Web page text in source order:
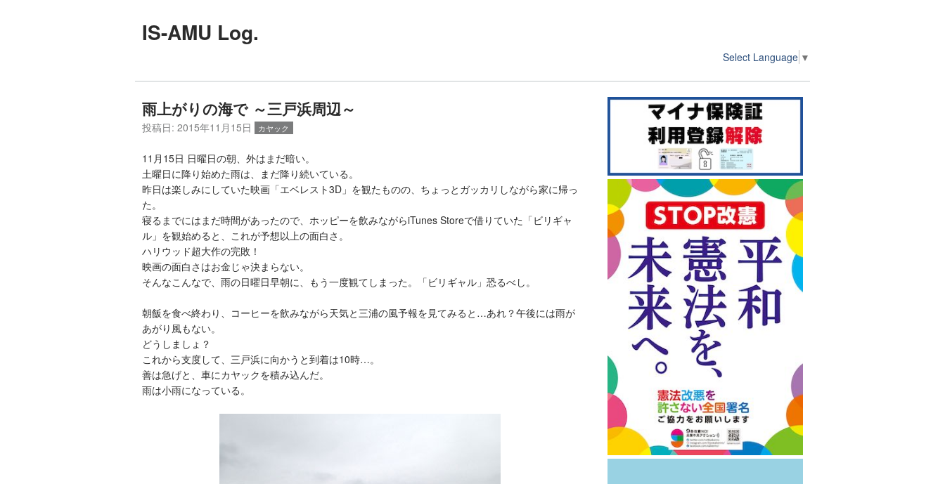
IS-AMU Log.
Select Language ▼
雨上がりの海で ～三戸浜周辺～
投稿日: 2015年11月15日 カヤック
11月15日 日曜日の朝、外はまだ暗い。
土曜日に降り始めた雨は、まだ降り続いている。
昨日は楽しみにしていた映画「エベレスト3D」を観たものの、ちょっとガッカリしながら家に帰っ
た。
寝るまでにはまだ時間があったので、ホッピーを飲みながらiTunes Storeで借りていた「ビリギャ
ル」を観始めると、これが予想以上の面白さ。
ハリウッド超大作の完敗！
映画の面白さはお金じゃ決まらない。
そんなこんなで、雨の日曜日早朝に、もう一度観てしまった。「ビリギャル」恐るべし。
朝飯を食べ終わり、コーヒーを飲みながら天気と三浦の風予報を見てみると…あれ？午後には雨が
あがり風もない。
どうしましょ？
これから支度して、三戸浜に向かうと到着は10時…。
善は急げと、車にカヤックを積み込んだ。
雨は小雨になっている。